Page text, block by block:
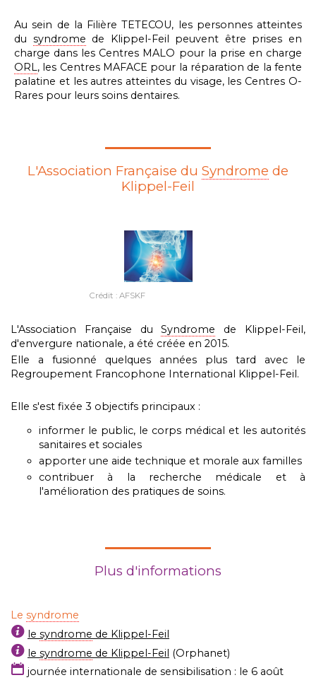
Au sein de la Filière TETECOU, les personnes atteintes
du syndrome de Klippel-Feil peuvent être prises en
charge dans les Centres MALO pour la prise en charge
ORL, les Centres MAFACE pour la réparation de la fente
palatine et les autres atteintes du visage, les Centres O-
Rares pour leurs soins dentaires.
L'Association Française du Syndrome de
Klippel-Feil
Crédit : AFSKF
L'Association Française duSyndrome de Klippel-Feil,
d'envergure nationale, a été créée en 2015.
Elle a fusionné quelques années plus tard avec le
Regroupement Francophone International Klippel-Feil.
Elle s'est fixée 3 objectifs principaux :
informer le public, le corps médical et les autorités
sanitaires et sociales
apporter une aide technique et morale aux familles
contribuer à la recherche médicale et à
l'amélioration des pratiques de soins.
Plus d'informations
Le syndrome
le syndrome de Klippel-Feil
le syndrome de Klippel-Feil (Orphanet)
journée internationale de sensibilisation : le 6 août